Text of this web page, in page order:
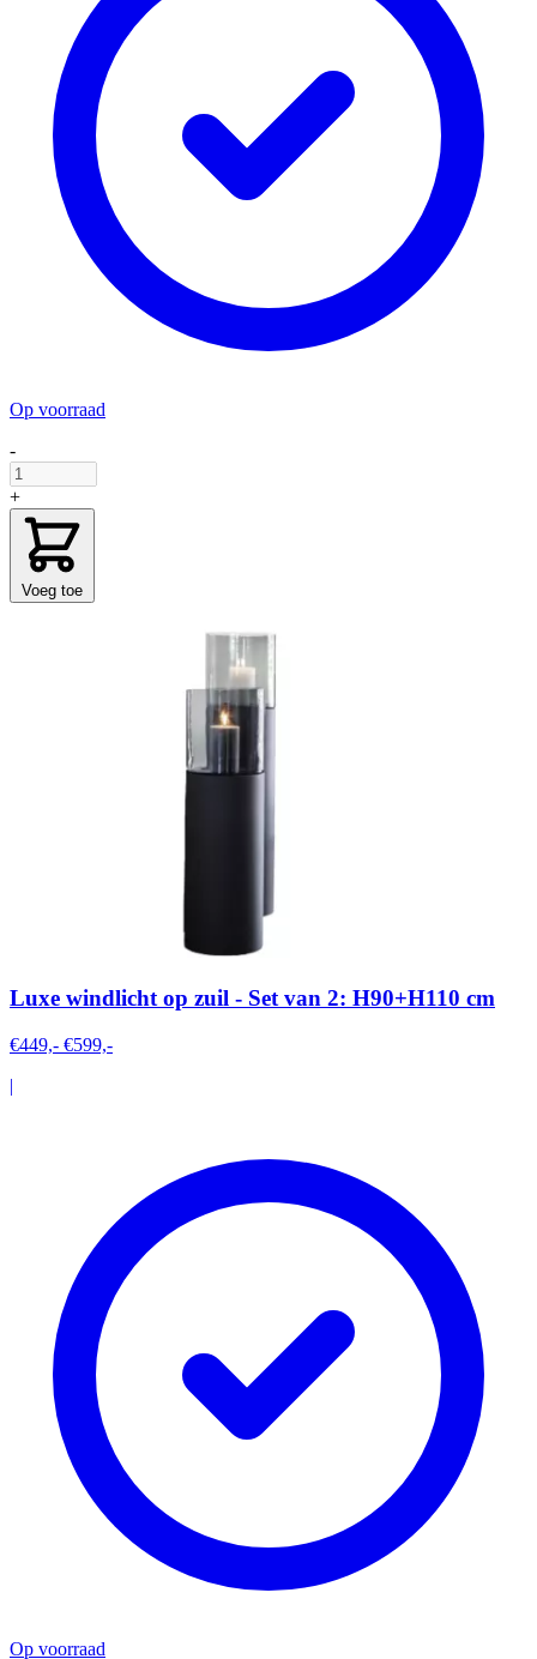
Op voorraad
-
+
Voeg toe
Luxe windlicht op zuil - Set van 2: H90+H110 cm
€449,- €599,-
|
Op voorraad